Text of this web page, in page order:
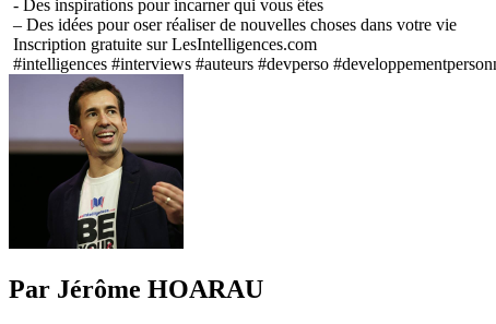
⁠- Des inspirations pour incarner qui vous êtes ⁠
– Des idées pour oser réaliser de nouvelles choses dans votre vie ⁠
Inscription gratuite sur LesIntelligences.com⁠
#intelligences #interviews #auteurs #devperso
Par Jérôme HOARAU